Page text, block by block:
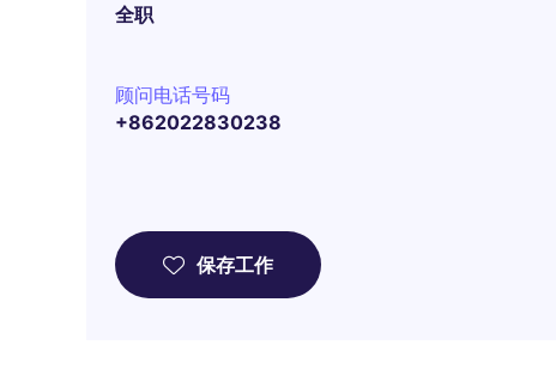
全职
顾问电话号码
+862022830238
保存工作